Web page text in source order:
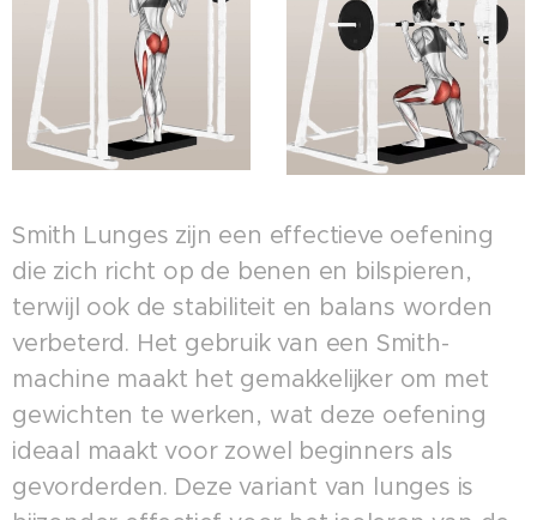
Smith Lunges zijn een effectieve oefening
die zich richt op de benen en bilspieren,
terwijl ook de stabiliteit en balans worden
verbeterd. Het gebruik van een Smith-
machine maakt het gemakkelijker om met
gewichten te werken, wat deze oefening
ideaal maakt voor zowel beginners als
gevorderden. Deze variant van lunges is